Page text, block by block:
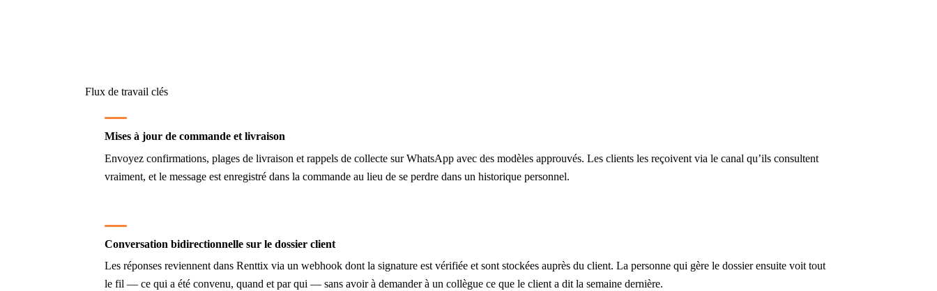
Flux de travail clés
Mises à jour de commande et livraison
Envoyez confirmations, plages de livraison et rappels de collecte sur WhatsApp avec des modèles approuvés. Les clients les reçoivent via le canal qu’ils consultent
vraiment, et le message est enregistré dans la commande au lieu de se perdre dans un historique personnel.
Conversation bidirectionnelle sur le dossier client
Les réponses reviennent dans Renttix via un webhook dont la signature est vérifiée et sont stockées auprès du client. La personne qui gère le dossier ensuite voit tout
le fil — ce qui a été convenu, quand et par qui — sans avoir à demander à un collègue ce que le client a dit la semaine dernière.